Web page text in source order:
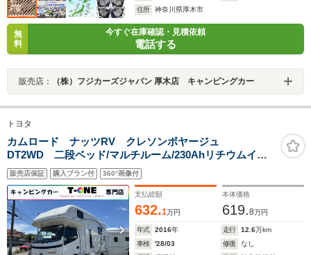
住所
神奈川県厚木市
無
料
今すぐ在庫確認・見積依頼
電話する
販売店： （株）フジカーズジャパン 厚木店 キャンピングカー
トヨタ
カムロード ナッツRV クレソンボヤージュ
DT2WD 二段ベッド/マルチルーム/230Ahリチウムイオ
ンバッテリー/FFヒーター/1500Wインバーター/マックス
ファン/ソーラーパネル/シンク/冷蔵庫/リアクーラー/リア
ラダー/ストラーダ製ナビ/ピボット製クルーズコントロー
ル
販売店保証 購入プラン付 360°画像付
支払総額
632.1万円
本体価格
619.8万円
年式 2016年 走行 12.6万km
車検
'28/03 修復
なし